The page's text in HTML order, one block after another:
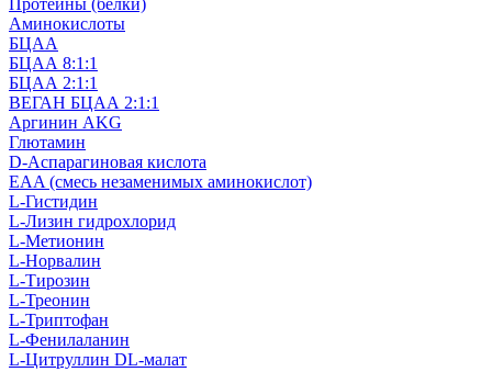
Протеины (белки)
Аминокислоты
БЦАА
БЦАА 8:1:1
БЦАА 2:1:1
ВЕГАН БЦАА 2:1:1
Аргинин AKG
Глютамин
D-Аспарагиновая кислота
EAA (смесь незаменимых аминокислот)
L-Гистидин
L-Лизин гидрохлорид
L-Метионин
L-Норвалин
L-Тирозин
L-Треонин
L-Триптофан
L-Фенилаланин
L-Цитруллин DL-малат